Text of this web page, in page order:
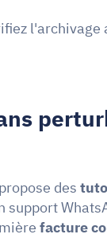
l'archivage
des
support
facture